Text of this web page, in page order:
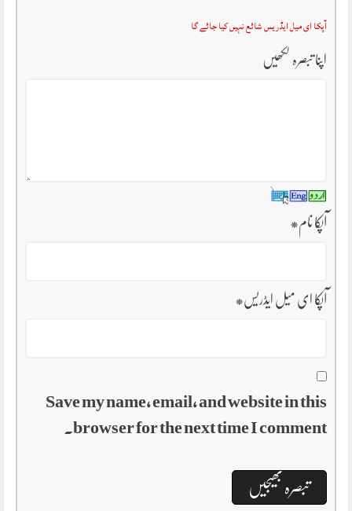
آپکا ای میل ایڈریس شائع نہیں کیا جائے گا
اپنا تبصرہ لکھیں
آپکا نام*
آپکا ای میل ایڈریس*
Save my name, email, and website in this
browser for the next time I comment.